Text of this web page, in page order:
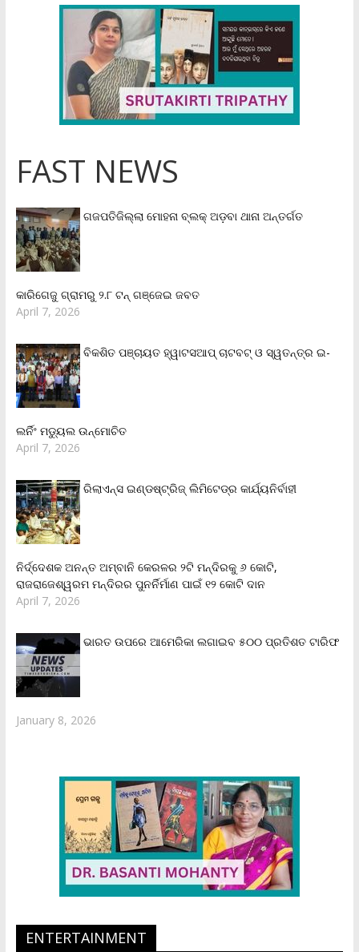
FAST NEWS
ଗଜପତିଜିଲ୍ଲା ମୋହନା ବ୍ଲକ୍‌ ଅଡ଼ବା ଥାନା ଅନ୍ତର୍ଗତ
କାରିଗେଜୁ ଗ୍ରାମରୁ ୨.୮ ଟନ୍ ଗଞ୍ଜେଇ ଜବତ
April 7, 2026
ବିକଶିତ ପଞ୍ଚାୟତ ହ୍ୱାଟସଆପ୍ ଚାଟବଟ୍ ଓ ସ୍ୱତନ୍ତ୍ର ଇ-
ଲର୍ନିଂ ମଡ୍ୟୁଲ ଉନ୍ମୋଚିତ
April 7, 2026
ରିଲାଏନ୍‌ସ ଇଣ୍ଡଷ୍ଟ୍ରିଜ୍ ଲିମିଟେଡ୍‌ର କାର୍ଯ୍ୟନିର୍ବାହୀ
ନିର୍ଦ୍ଦେଶକ ଅନନ୍ତ ଅମ୍ବାନି କେରଳର ୨ଟି ମନ୍ଦିରକୁ ୬ କୋଟି,
ରାଜରାଜେଶ୍ୱରମ ମନ୍ଦିରର ପୁନର୍ନିର୍ମାଣ ପାଇଁ ୧୨ କୋଟି ଦାନ
April 7, 2026
ଭାରତ ଉପରେ ଆମେରିକା ଲଗାଇବ ୫୦୦ ପ୍ରତିଶତ ଟାରିଫ
January 8, 2026
ENTERTAINMENT